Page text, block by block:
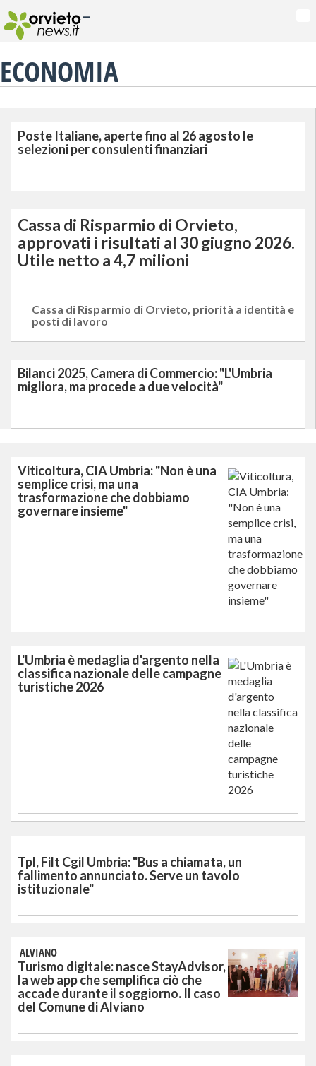
-
ECONOMIA
Poste Italiane, aperte fino al 26 agosto le
selezioni per consulenti finanziari
Cassa di Risparmio di Orvieto,
approvati i risultati al 30 giugno 2026.
Utile netto a 4,7 milioni
Cassa di Risparmio di Orvieto, priorità a identità e
posti di lavoro
Bilanci 2025, Camera di Commercio: "L'Umbria
migliora, ma procede a due velocità"
Viticoltura, CIA Umbria: "Non è una
semplice crisi, ma una
trasformazione che dobbiamo
governare insieme"
L'Umbria è medaglia d'argento nella
classifica nazionale delle campagne
turistiche 2026
Tpl, Filt Cgil Umbria: "Bus a chiamata, un
fallimento annunciato. Serve un tavolo
istituzionale"
ALVIANO
Turismo digitale: nasce StayAdvisor,
la web app che semplifica ciò che
accade durante il soggiorno. Il caso
del Comune di Alviano